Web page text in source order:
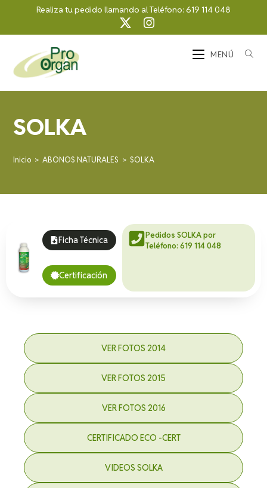
Realiza tu pedido llamando al Teléfono: 619 114 048
MENÚ
SOLKA
Inicio > ABONOS NATURALES > SOLKA
Ficha Técnica
Certificación
Pedidos SOLKA por
Teléfono: 619 114 048
VER FOTOS 2014
VER FOTOS 2015
VER FOTOS 2016
CERTIFICADO ECO -CERT
VIDEOS SOLKA